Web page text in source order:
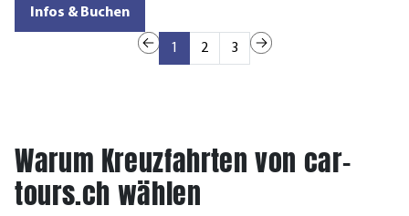
Infos & Buchen
1 2 3
Warum Kreuzfahrten von car-
tours.ch wählen